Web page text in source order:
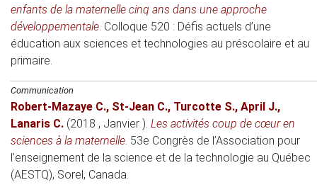
enfants de la maternelle cinq ans dans une approche
développementale. Colloque 520 : Défis actuels d’une
éducation aux sciences et technologies au préscolaire et au
primaire.
Communication
Robert-Mazaye C., St-Jean C., Turcotte S., April J.,
Lanaris C. (2018 , Janvier ). Les activités coup de cœur en
sciences à la maternelle. 53e Congrès de l’Association pour
l’enseignement de la science et de la technologie au Québec
(AESTQ), Sorel, Canada.